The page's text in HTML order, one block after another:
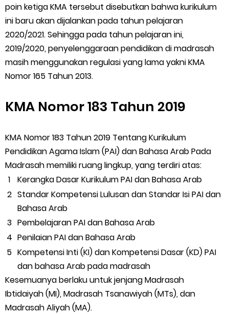
Pendidik Guru Madrasah
Thursday, 6 August
poin ketiga KMA tersebut disebutkan bahwa kurikulum
ini baru akan dijalankan pada tahun pelajaran
2020/2021. Sehingga pada tahun pelajaran ini,
2019/2020, penyelenggaraan pendidikan di madrasah
masih menggunakan regulasi yang lama yakni KMA
Nomor 165 Tahun 2013.
KMA Nomor 183 Tahun 2019
KMA Nomor 183 Tahun 2019 Tentang Kurikulum
Pendidikan Agama Islam (PAI) dan Bahasa Arab Pada
Madrasah memiliki ruang lingkup, yang terdiri atas:
Kerangka Dasar Kurikulum PAI dan Bahasa Arab
Standar Kompetensi Lulusan dan Standar Isi PAI dan
Bahasa Arab
Pembelajaran PAI dan Bahasa Arab
Penilaian PAI dan Bahasa Arab
Kompetensi Inti (KI) dan Kompetensi Dasar (KD) PAI
dan bahasa Arab pada madrasah
Kesemuanya berlaku untuk jenjang Madrasah
Ibtidaiyah (MI), Madrasah Tsanawiyah (MTs), dan
Madrasah Aliyah (MA).